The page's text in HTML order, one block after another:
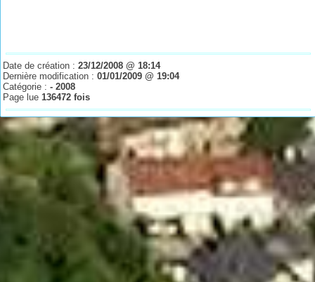
Date de création :23/12/2008 @ 18:14
Dernière modification :01/01/2009 @ 19:04
Catégorie :- 2008
Page lue136472 fois